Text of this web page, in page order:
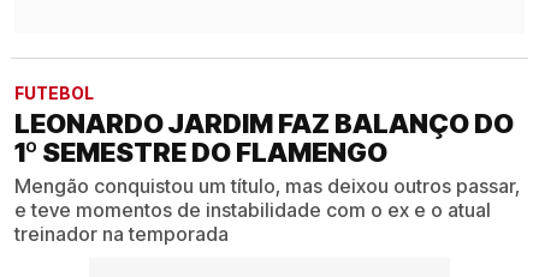
FUTEBOL
LEONARDO JARDIM FAZ BALANÇO DO
1º SEMESTRE DO FLAMENGO
Mengão conquistou um título, mas deixou outros passar,
e teve momentos de instabilidade com o ex e o atual
treinador na temporada